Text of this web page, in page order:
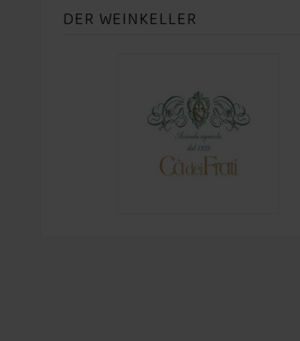
DER WEINKELLER